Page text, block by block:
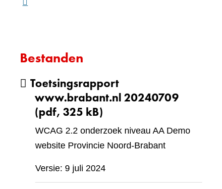
Bestanden
Toetsingsrapport
www.brabant.nl 20240709
(pdf, 325 kB)
WCAG 2.2 onderzoek niveau AA Demo
website Provincie Noord-Brabant
Versie: 9 juli 2024